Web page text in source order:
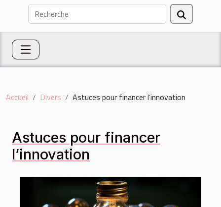
Accueil Divers Astuces pour financer l’innovation
Astuces pour financer
l’innovation